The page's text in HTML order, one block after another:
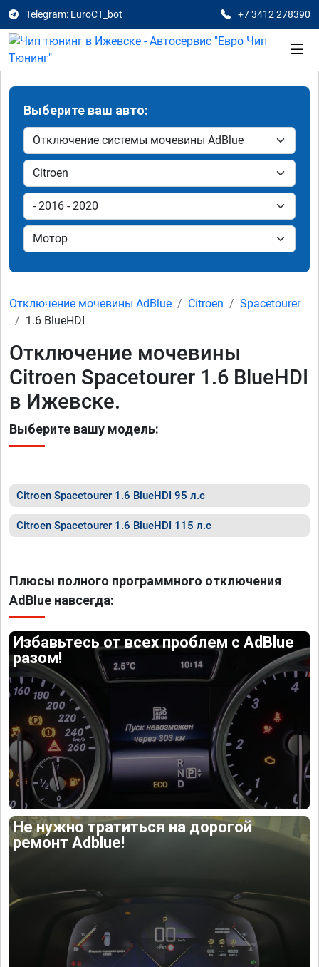
Telegram: EuroCT_bot +7 3412 278390
Выберите ваш авто:
Отключение мочевины AdBlue Citroen
Spacetourer
1.6 BlueHDI
Отключение мочевины
Citroen Spacetourer 1.6 BlueHDI
в Ижевске.
Выберите вашу модель:
Citroen Spacetourer 1.6 BlueHDI 95 л.с
Citroen Spacetourer 1.6 BlueHDI 115 л.с
Плюсы полного программного отключения
AdBlue навсегда:
Избавьтесь от всех проблем с AdBlue
разом!
Не нужно тратиться на дорогой
ремонт Adblue!